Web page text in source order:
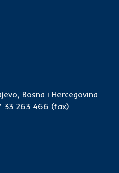
Bosna i Hercegovina
33 263 466 (fax)